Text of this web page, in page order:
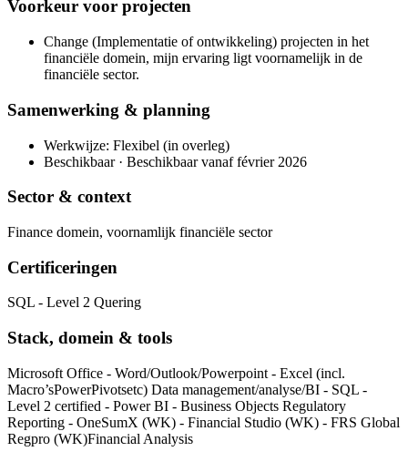
Voorkeur voor projecten
Change (Implementatie of ontwikkeling) projecten in het
financiële domein, mijn ervaring ligt voornamelijk in de
financiële sector.
Samenwerking & planning
Werkwijze: Flexibel (in overleg)
Beschikbaar · Beschikbaar vanaf février 2026
Sector & context
Finance domein, voornamlijk financiële sector
Certificeringen
SQL - Level 2 Quering
Stack, domein & tools
Microsoft Office - Word/Outlook/Powerpoint - Excel (incl.
Macro’sPowerPivotsetc) Data management/analyse/BI - SQL -
Level 2 certified - Power BI - Business Objects Regulatory
Reporting - OneSumX (WK) - Financial Studio (WK) - FRS Global
Regpro (WK)Financial Analysis